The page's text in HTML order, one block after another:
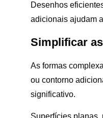
Desenhos
adicionais ajudam
Simplificar
As formas
ou contorno
significativo.
Superfícies planas,